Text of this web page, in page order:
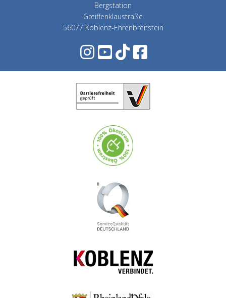
Bergstation
Greiffenklaustraße
56077 Koblenz-Ehrenbreitstein